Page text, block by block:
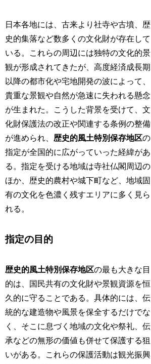
日本各地には、古来より社寺や古墳、歴
史的集落など数多くの文化財が存在して
いる。これらの周辺には独特の文化的景
観が形成されてきたが、高度経済成長期
以降の都市化や宅地開発の波によって、
貴重な景観や自然が急速に失われる懸念
が生まれた。こうした背景を受けて、文
化財保護法の改正や関連する条例の整備
が進められ、 歴史的風土特別保存地区の
指定が全国的に広がっていった経緯があ
る。指定を受ける地域は寺社仏閣周辺の
ほか、歴史的農村や城下町など、地域固
有の文化を色濃く残すエリアに多く見ら
れる。
指定の目的
歴史的風土特別保存地区の最も大きな目
的は、国民共有の文化財や景観資源を恒
久的に守ることである。具体的には、伝
統的な建造物や風景を保全するだけでな
く、そこに息づく地域の文化や祭礼、伝
承などの無形の価値も併せて保護する狙
いがある。これらの保護活動は観光振興